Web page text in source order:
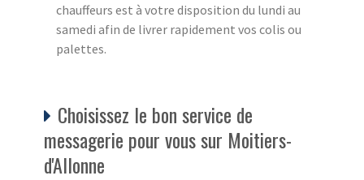
chauffeurs est à votre disposition du lundi au
samedi afin de livrer rapidement vos colis ou
palettes.
Choisissez le bon service de
messagerie pour vous sur Moitiers-
d'Allonne